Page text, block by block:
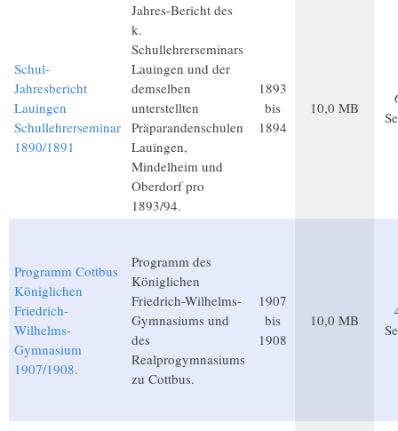
Schul-
Jahresbericht
Lauingen
Schullehrerseminar
1890/1891
Jahres-Bericht des
k.
Schullehrerseminars
Lauingen und der
demselben
unterstellten
Präparandenschulen
Lauingen,
Mindelheim und
Oberdorf pro
1893/94.
1893
bis
1894
10,0 MB
Programm Cottbus
Königlichen
Friedrich-
Wilhelms-
Gymnasium
1907/1908.
Programm des
Königlichen
Friedrich-Wilhelms-
Gymnasiums und
des
Realprogymnasiums
zu Cottbus.
1907
bis
1908
10,0 MB